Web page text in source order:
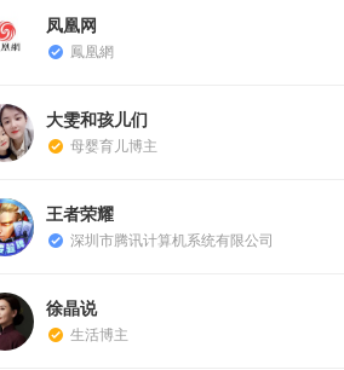
凤凰网
鳳凰網
大雯和孩儿们
母婴育儿博主
王者荣耀
深圳市腾讯计算机系统有限公司
徐晶说
生活博主